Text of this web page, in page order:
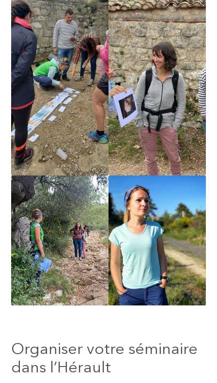
Organiser votre séminaire
dans l’Hérault